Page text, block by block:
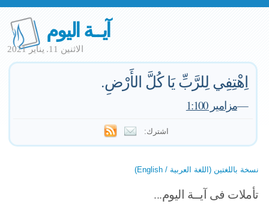
آيــة اليوم
الاثنين 11. يناير 2021
اِهْتِفِي لِلرَّبِّ يَا كُلَّ الأَرْضِ.
—مزامير 1:100
اشترك:
نسخة باللغتين (اللغة العربية / English)
تأملات فى آيــة اليوم...